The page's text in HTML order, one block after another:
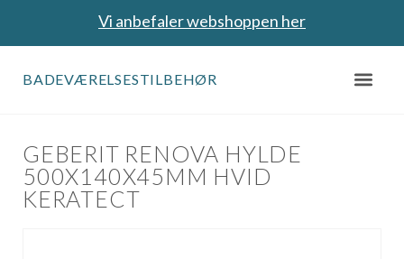
Vi anbefaler webshoppen her
BADEVÆRELSESTILBEHØR
GEBERIT RENOVA HYLDE
500X140X45MM HVID
KERATECT